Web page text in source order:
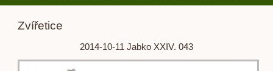
Zvířetice
2014-10-11 Jabko XXIV. 043